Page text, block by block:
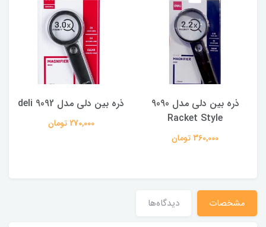
ذره بین دلی مدل 9090
Racket Style
360,000 تومان
ذره بین دلی مدل 9092 deli
270,000 تومان
مشخصات دیدگاه‌ها